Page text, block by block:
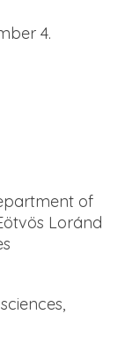
4.
of
Loránd